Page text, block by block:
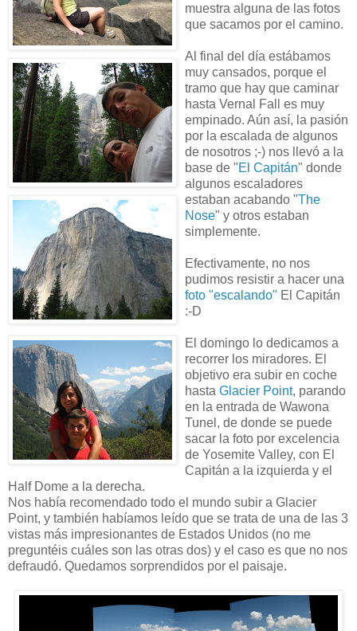
muestra alguna de las fotos
que sacamos por el camino.
Al final del día estábamos
muy cansados, porque el
tramo que hay que caminar
hasta Vernal Fall es muy
empinado. Aún así, la pasión
por la escalada de algunos
de nosotros ;-) nos llevó a la
base de "El Capitán" donde
algunos escaladores
estaban acabando "The
Nose" y otros estaban
simplemente.
Efectivamente, no nos
pudimos resistir a hacer una
foto "escalando" El Capitán
:-D
El domingo lo dedicamos a
recorrer los miradores. El
objetivo era subir en coche
hasta Glacier Point, parando
en la entrada de Wawona
Tunel, de donde se puede
sacar la foto por excelencia
de Yosemite Valley, con El
Capitán a la izquierda y el
Half Dome a la derecha.
Nos había recomendado todo el mundo subir a Glacier
Point, y también habíamos leído que se trata de una de las 3
vistas más impresionantes de Estados Unidos (no me
preguntéis cuáles son las otras dos) y el caso es que no nos
defraudó. Quedamos sorprendidos por el paisaje.